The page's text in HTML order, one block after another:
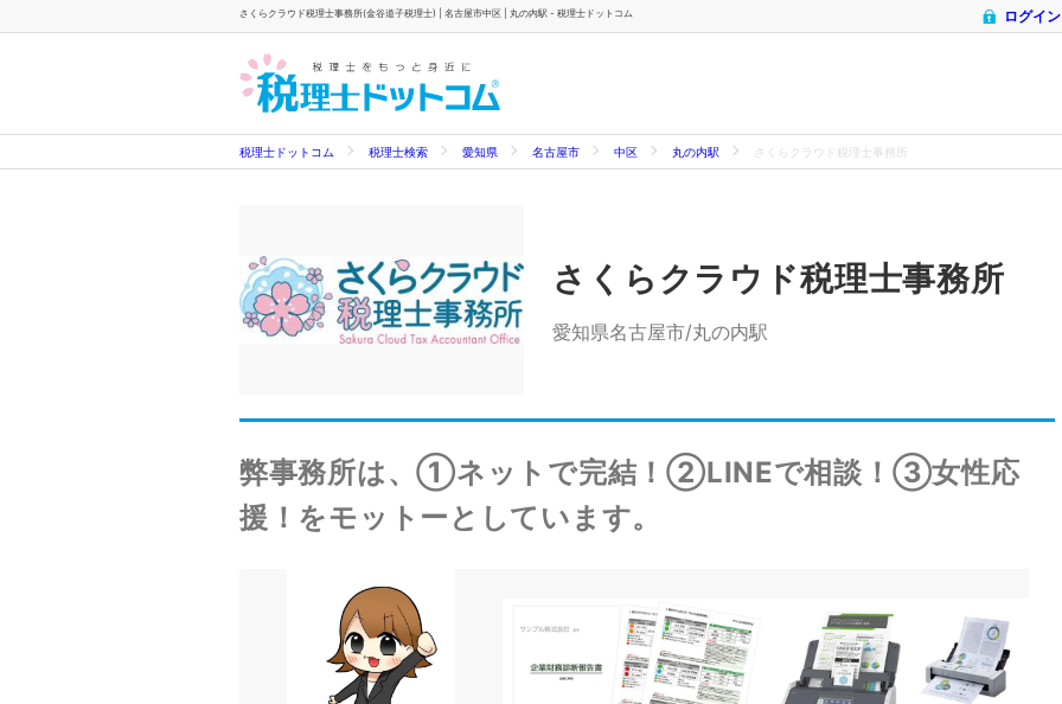
さくらクラウド税理士事務所(金谷道子税理士) | 名古屋市中区 | 丸の内駅 - 税理士ドットコム ログイン
税理士ドットコム 税理士検索 愛知県 名古屋市 中区 丸の内駅 さくらクラウド税理士事務所
さくらクラウド税理士事務所
愛知県名古屋市/丸の内駅
弊事務所は、①ネットで完結！②LINEで相談！③女性応
援！をモットーとしています。